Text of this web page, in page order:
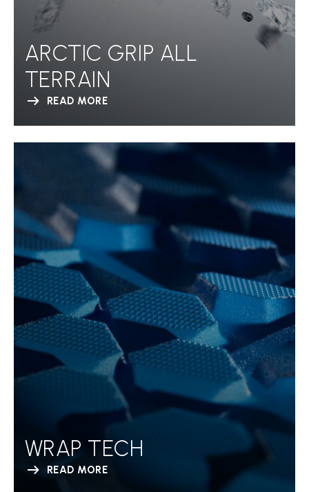
ARCTIC GRIP ALL
TERRAIN
READ MORE
WRAP TECH
READ MORE